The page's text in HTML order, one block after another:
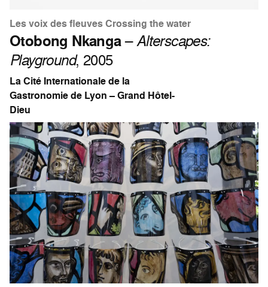
Les voix des fleuves Crossing the water
Otobong Nkanga–Alterscapes:
Playground, 2005
La Cité Internationale de la
Gastronomie de Lyon – Grand Hôtel-
Dieu